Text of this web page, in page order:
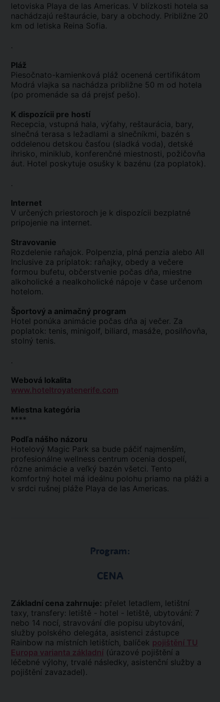
letoviska Playa de las Americas. V blízkosti hotela sa
nachádzajú reštaurácie, bary a obchody. Približne 20
km od letiska Reina Sofia.
.
Pláž
Piesočnato-kamienková pláž ocenená certifikátom
Modrá vlajka sa nachádza približne 50 m od hotela
(po promenáde sa dá prejsť pešo).
K dispozícii pre hostí
Recepcia, vstupná hala, výťahy, reštaurácia, bary,
slnečná terasa s ležadlami a slnečníkmi, bazén s
oddelenou detskou časťou (sladká voda), detské
ihrisko, miniklub, konferenčné miestnosti, požičovňa
áut. Hotel poskytuje osušky k bazénu (za poplatok).
.
Internet
V určených priestoroch je k dispozícii bezplatné
pripojenie na internet.
Stravovanie
Rozdelenie raňajok. Polpenzia, plná penzia alebo All
Inclusive za príplatok: raňajky, obedy a večere
formou bufetu, občerstvenie počas dňa, miestne
alkoholické a nealkoholické nápoje v čase určenom
hotelom.
Športový a animačný program
Hotel ponúka animácie počas dňa aj večer. Za
poplatok: tenis, minigolf, biliard, masáže, posilňovňa,
stolný tenis.
.
Webová lokalita
www.hoteltroyatenerife.com
Miestna kategória
****
Podľa nášho názoru
Hotelový Magic Park sa bude páčiť najmenším,
profesionálne wellness centrum ocenia dospelí,
rôzne animácie a veľký bazén všetci. Tento
komfortný hotel má ideálnu polohu priamo na pláži a
v srdci rušnej pláže Playa de las Americas.
Program:
CENA
Základní cena zahrnuje: přelet letadlem, letištní
taxy, transfery: letiště - hotel - letiště, ubytování: 7
nebo 14 nocí, stravování dle popisu ubytování,
služby polského delegáta, asistenci zástupce
Rainbow na místních letištích, balíček pojištění TU
Europa varianta základní (úrazové pojištění a
léčebné výlohy, trvalé následky, asistenční služby a
pojištění zavazadel).